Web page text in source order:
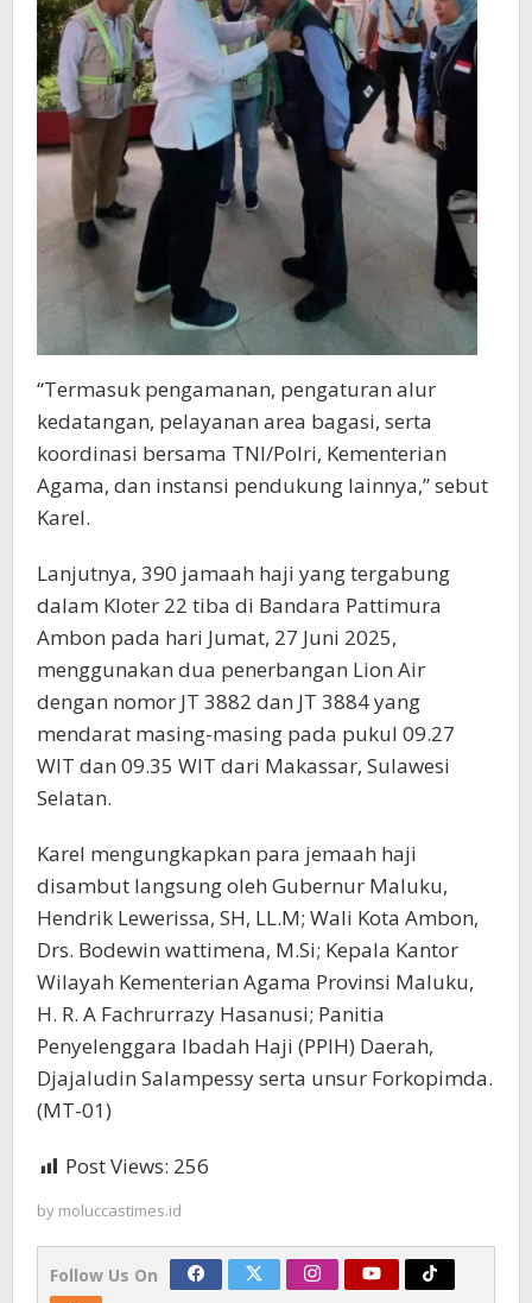
“Termasuk pengamanan, pengaturan alur
kedatangan, pelayanan area bagasi, serta
koordinasi bersama TNI/Polri, Kementerian
Agama, dan instansi pendukung lainnya,” sebut
Karel.
Lanjutnya, 390 jamaah haji yang tergabung
dalam Kloter 22 tiba di Bandara Pattimura
Ambon pada hari Jumat, 27 Juni 2025,
menggunakan dua penerbangan Lion Air
dengan nomor JT 3882 dan JT 3884 yang
mendarat masing-masing pada pukul 09.27
WIT dan 09.35 WIT dari Makassar, Sulawesi
Selatan.
Karel mengungkapkan para jemaah haji
disambut langsung oleh Gubernur Maluku,
Hendrik Lewerissa, SH, LL.M; Wali Kota Ambon,
Drs. Bodewin wattimena, M.Si; Kepala Kantor
Wilayah Kementerian Agama Provinsi Maluku,
H. R. A Fachrurrazy Hasanusi; Panitia
Penyelenggara Ibadah Haji (PPIH) Daerah,
Djajaludin Salampessy serta unsur Forkopimda.
(MT-01)
Post Views: 256
by moluccastimes.id
Follow Us On